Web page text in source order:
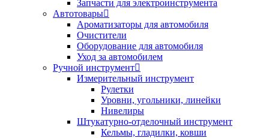
Запчасти для электроинструмента
Автотовары
Ароматизаторы для автомобиля
Очистители
Оборудование для автомобиля
Уход за автомобилем
Ручной инструмент
Измерительный инструмент
Рулетки
Уровни, угольники, линейки
Нивелиры
Штукатурно-отделочный инструмент
Кельмы, гладилки, ковши